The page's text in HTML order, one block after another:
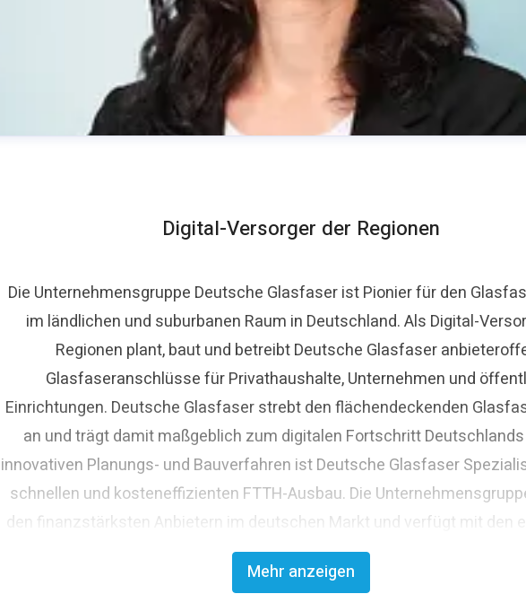
Lippelt
Pressesprecherin presse@deutsche-glasfaser.de
Digital-Versorger der Regionen
Mehr anzeigen
Die Unternehmensgruppe Deutsche Glasfaser ist Pionier für den
im ländlichen und suburbanen Raum in Deutschland. Als Digital-
Regionen plant, baut und betreibt Deutsche Glasfaser
Glasfaseranschlüsse für Privathaushalte, Unternehmen und
Einrichtungen. Deutsche Glasfaser strebt den flächendeckenden
an und trägt damit maßgeblich zum digitalen Fortschritt
innovativen Planungs- und Bauverfahren ist Deutsche Glasfaser
schnellen und kosteneffizienten FTTH-Ausbau. Die
den finanzstärksten Anbietern im deutschen Markt und verfügt mit den
Glasfaserinvestoren EQT und OMERS über ein
Investitionsvolumen von über elf Milliarden Euro.